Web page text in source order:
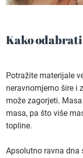
Kako
Potražite materijale
neravnomjerno šire i
može zagorjeti.
masa, pa što više
topline.
Apsolutno ravna dna